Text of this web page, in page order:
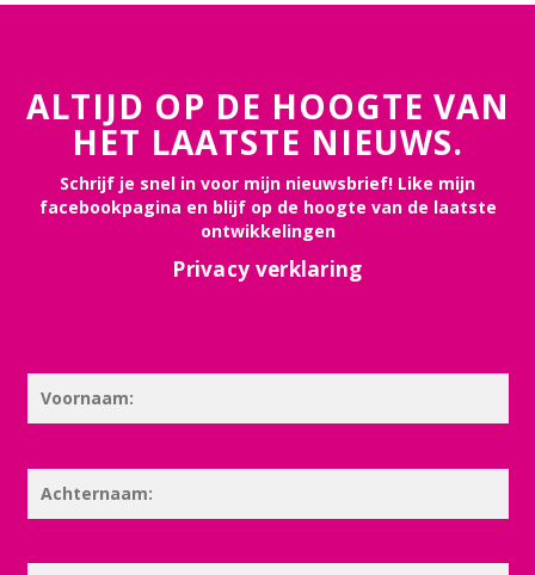
ALTIJD OP DE HOOGTE VAN
HET LAATSTE NIEUWS.
Schrijf je snel in voor mijn nieuwsbrief! Like mijn
facebookpagina en blijf op de hoogte van de laatste
ontwikkelingen
Privacy verklaring